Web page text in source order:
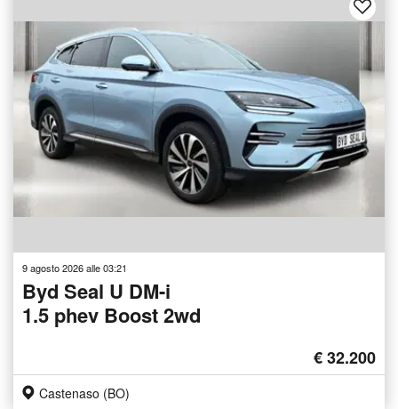
9 agosto 2026 alle 03:21
Byd Seal U DM-i
1.5 phev Boost 2wd
€ 32.200
Castenaso (BO)